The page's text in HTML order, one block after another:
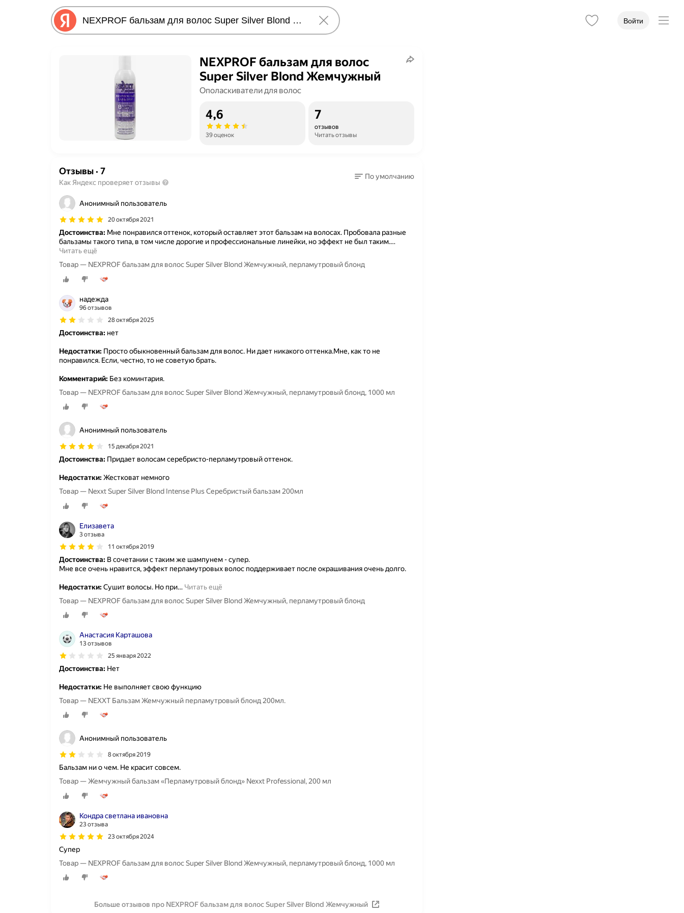
Войти
NEXPROF бальзам для волос
Super Silver Blond Жемчужный
Ополаскиватели для волос
4,6
39 оценок
7
отзывов
Читать отзывы
Отзывы· 7
Как Яндекс проверяет отзывы
По умолчанию
Анонимный пользователь
20 октября 2021
Достоинства: Мне понравился оттенок, который оставляет этот бальзам на волосах. Пробовала разные
бальзамы такого типа, в том числе дорогие и профессиональные линейки, но эффект не был таким.…
Читать ещё
Товар — NEXPROF бальзам для волос Super Silver Blond Жемчужный, перламутровый блонд
надежда
96 отзывов
28 октября 2025
Достоинства: нет
Недостатки: Просто обыкновенный бальзам для волос. Ни дает никакого оттенка.Мне, как то не
понравился. Если, честно, то не советую брать.
Комментарий: Без коминтария.
Товар — NEXPROF бальзам для волос Super Silver Blond Жемчужный, перламутровый блонд, 1000 мл
Анонимный пользователь
15 декабря 2021
Достоинства: Придает волосам серебристо-перламутровый оттенок.
Недостатки:Жестковат немного
Товар — Nexxt Super Silver Blond Intense Plus Серебристый бальзам 200мл
Елизавета
3 отзыва
11 октября 2019
Достоинства: В сочетании с таким же шампунем - супер.
Мне все очень нравится, эффект перламутровых волос поддерживает после окрашивания очень долго.
Недостатки:Сушит волосы. Но при… Читать ещё
Товар — NEXPROF бальзам для волос Super Silver Blond Жемчужный, перламутровый блонд
Анастасия Карташова
13 отзывов
25 января 2022
Достоинства: Нет
Недостатки: Не выполняет свою функцию
Товар — NEXXT Бальзам Жемчужный перламутровый блонд 200мл.
Анонимный пользователь
8 октября 2019
Бальзам ни о чем. Не красит совсем.
Товар — Жемчужный бальзам «Перламутровый блонд» Nexxt Professional, 200 мл
Кондра светлана ивановна
23 отзыва
23 октября 2024
Супер
Товар — NEXPROF бальзам для волос Super Silver Blond Жемчужный, перламутровый блонд, 1000 мл
Больше отзывов про NEXPROF бальзам для волос Super Silver Blond Жемчужный